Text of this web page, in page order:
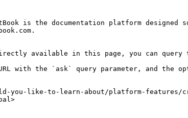
is the documentation platform designed
available in this page, you can query
with the `ask` query parameter, and the
you-like-to-learn-about/platform-